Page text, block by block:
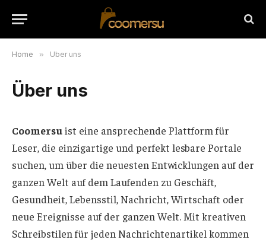
Home » Über uns
Über uns
Coomersuist eine ansprechende Plattform für
Leser, die einzigartige und perfekt lesbare Portale
suchen, um über die neuesten Entwicklungen auf der
ganzen Welt auf dem Laufenden zu Geschäft,
Gesundheit, Lebensstil, Nachricht, Wirtschaft oder
neue Ereignisse auf der ganzen Welt. Mit kreativen
Schreibstilen für jeden Nachrichtenartikel kommen